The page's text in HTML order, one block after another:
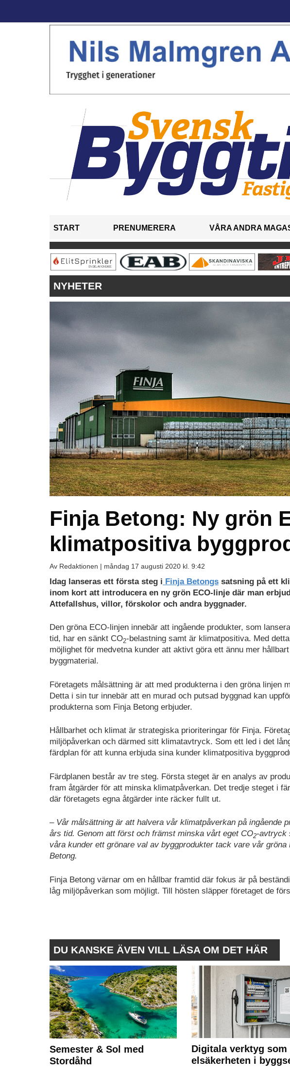
START PRENUMERERA VÅRA ANDRA
NYHETER
Finja Betong: Ny grön
klimatpositiva
Av Redaktionen | måndag 17 augusti 2020 kl. 9:42
Idag lanseras ett första steg i Finja Betongs satsning på ett
inom kort att introducera en ny grön ECO-linje där man
Attefallshus, villor, förskolor och andra byggnader.
Den gröna ECO-linjen innebär att ingående produkter, som
tid, har en sänkt CO2-belastning samt är klimatpositiva. Med
möjlighet för medvetna kunder att aktivt göra ett ännu mer
byggmaterial.
Företagets målsättning är att med produkterna i den gröna linjen
Detta i sin tur innebär att en murad och putsad byggnad kan
produkterna som Finja Betong erbjuder.
Hållbarhet och klimat är strategiska prioriteringar för Finja.
miljöpåverkan och därmed sitt klimatavtryck. Som ett led i det
färdplan för att kunna erbjuda sina kunder klimatpositiva
Färdplanen består av tre steg. Första steget är en analys av
fram åtgärder för att minska klimatpåverkan. Det tredje steget i
där företagets egna åtgärder inte räcker fullt ut.
– Vår målsättning är att halvera vår klimatpåverkan på ingående
års tid. Genom att först och främst minska vårt eget CO2-avtryck
våra kunder ett grönare val av byggprodukter tack vare vår
Betong.
Finja Betong värnar om en hållbar framtid där fokus är på
låg miljöpåverkan som möjligt. Till hösten släpper företaget de
DU KANSKE ÄVEN VILL LÄSA OM DET HÄR
Semester & Sol med
Stordåhd
Digitala verktyg som
elsäkerheten i